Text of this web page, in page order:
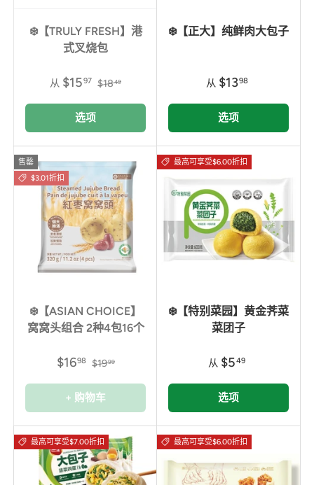
❄️【TRULY FRESH】港
式叉烧包
从 $1597 $1849
选项
❄️【正大】纯鲜肉大包子
从 $1398
选项
售罄
$3.01折扣
❄️【ASIAN CHOICE】
窝窝头组合 2种4包16个
$1698 $1999
+ 购物车
最高可享受$6.00折扣
❄️【特别菜园】黄金荠菜
菜团子
从 $549
选项
最高可享受$7.00折扣 最高可享受$6.00折扣